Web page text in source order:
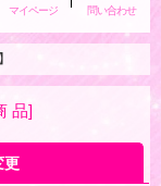
マイページ 問い合わせ
品]
更